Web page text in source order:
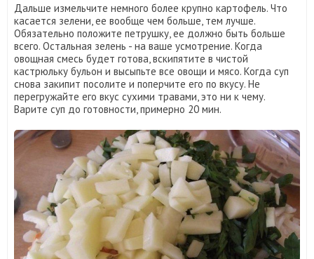
Дальше измельчите немного более крупно картофель. Что
касается зелени, ее вообще чем больше, тем лучше.
Обязательно положите петрушку, ее должно быть больше
всего. Остальная зелень - на ваше усмотрение. Когда
овощная смесь будет готова, вскипятите в чистой
кастрюльку бульон и высыпьте все овощи и мясо. Когда суп
снова закипит посолите и поперчите его по вкусу. Не
перегружайте его вкус сухими травами, это ни к чему.
Варите суп до готовности, примерно 20 мин.